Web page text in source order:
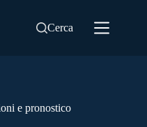
Cerca
e pronostico